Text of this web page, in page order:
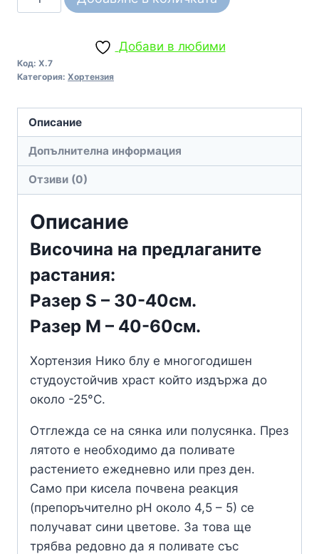
за
Хортензия
блу
Hydrangea
Macrophylla
Nikko
Blue
Добави в любими
Код: Х.7
Категория: Хортензия
Описание
Допълнителна информация
Отзиви (0)
Описание
Височина на предлаганите
растания:
Разер S – 30-40см.
Разер M – 40-60см.
Хортензия Нико блу е многогодишен
студоустойчив храст който издържа до
около -25°C.
Отглежда се на сянка или полусянка. През
лятото е необходимо да поливате
растението ежедневно или през ден.
Само при кисела почвена реакция
(препоръчително рН около 4,5 – 5) се
получават сини цветове. За това ще
трябва редовно да я поливате със